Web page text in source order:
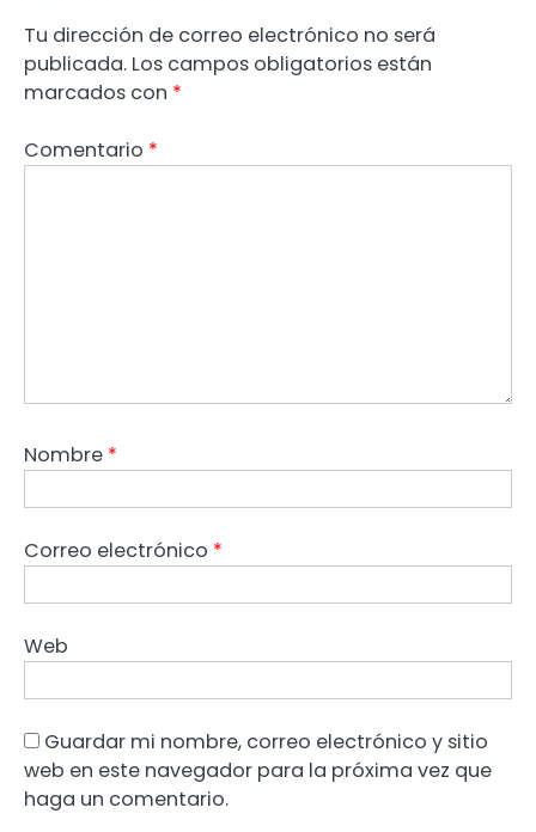
Tu dirección de correo electrónico no será
publicada. Los campos obligatorios están
marcados con *
Comentario *
Nombre *
Correo electrónico *
Web
Guardar mi nombre, correo electrónico y sitio
web en este navegador para la próxima vez que
haga un comentario.